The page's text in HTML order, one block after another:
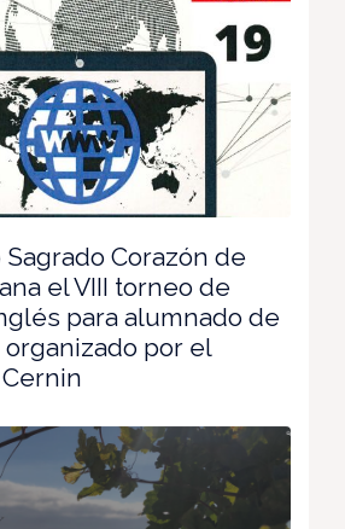
Corazón de
el VIII torneo de
para alumnado de
por el